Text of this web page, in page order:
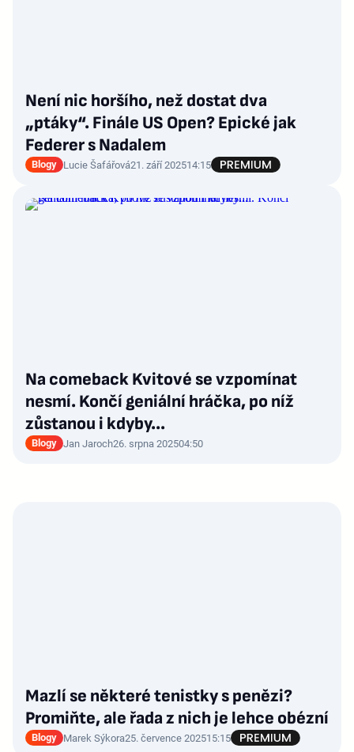
Není nic horšího, než dostat dva
„ptáky“. Finále US Open? Epické jak
Federer s Nadalem
Blogy Lucie Šafářová21. září 202514:15
Na comeback Kvitové se vzpomínat
nesmí. Končí geniální hráčka, po níž
zůstanou i kdyby...
Blogy Jan Jaroch26. srpna 202504:50
Mazlí se některé tenistky s penězi?
Promiňte, ale řada z nich je lehce obézní
Blogy Marek Sýkora25. července 202515:15